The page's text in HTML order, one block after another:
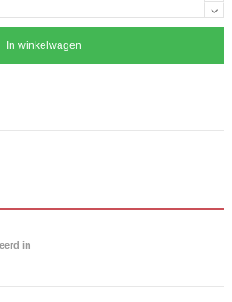
In winkelwagen
in